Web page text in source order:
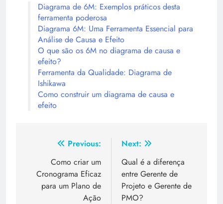
Diagrama de 6M: Exemplos práticos desta
ferramenta poderosa
Diagrama 6M: Uma Ferramenta Essencial para
Análise de Causa e Efeito
O que são os 6M no diagrama de causa e
efeito?
Ferramenta da Qualidade: Diagrama de
Ishikawa
Como construir um diagrama de causa e
efeito
Previous:
Como criar um
Cronograma Eficaz
para um Plano de
Ação
Next:
Qual é a diferença
entre Gerente de
Projeto e Gerente de
PMO?